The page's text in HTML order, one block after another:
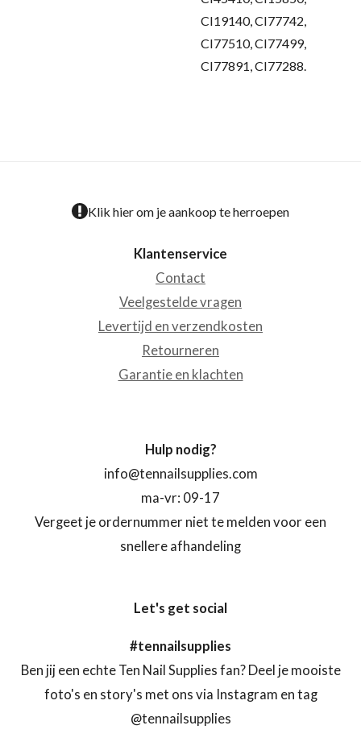
CI19140, CI77742,
CI77510, CI77499,
CI77891, CI77288.
Klik hier om je aankoop te herroepen
Klantenservice
Contact
Veelgestelde vragen
Levertijd en verzendkosten
Retourneren
Garantie en klachten
Hulp nodig?
info@tennailsupplies.com
ma-vr: 09-17
Vergeet je ordernummer niet te melden voor een
snellere afhandeling
Let's get social
#tennailsupplies
Ben jij een echte Ten Nail Supplies fan? Deel je mooiste
foto's en story's met ons via Instagram en tag
@tennailsupplies